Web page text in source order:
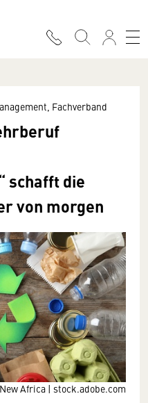
Africa | stock.adobe.com
Fachverband
schafft die
von morgen